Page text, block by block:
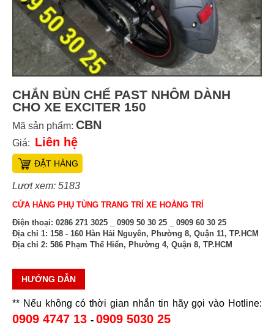
CHẮN BÙN CHẾ PAST NHÔM DÀNH
CHO XE EXCITER 150
Mã sản phẩm: CBN
Giá: Liên hệ
ĐẶT HÀNG
Lượt xem: 5183
CỬA HÀNG PHỤ TÙNG TRANG TRÍ XE HOÀNG TRÍ
Điện thoại: 0286 271 3025 _ 0909 50 30 25 _ 0909 60 30 25
Địa chỉ 1: 158 - 160 Hàn Hải Nguyên, Phường 8, Quận 11, TP.HCM
Địa chỉ 2: 586 Phạm Thế Hiển, Phường 4, Quận 8, TP.HCM
HƯỚNG DẪN
** Nếu không có thời gian nhắn tin hãy gọi vào Hotline:
0909 4747 13 - 0909 5030 25